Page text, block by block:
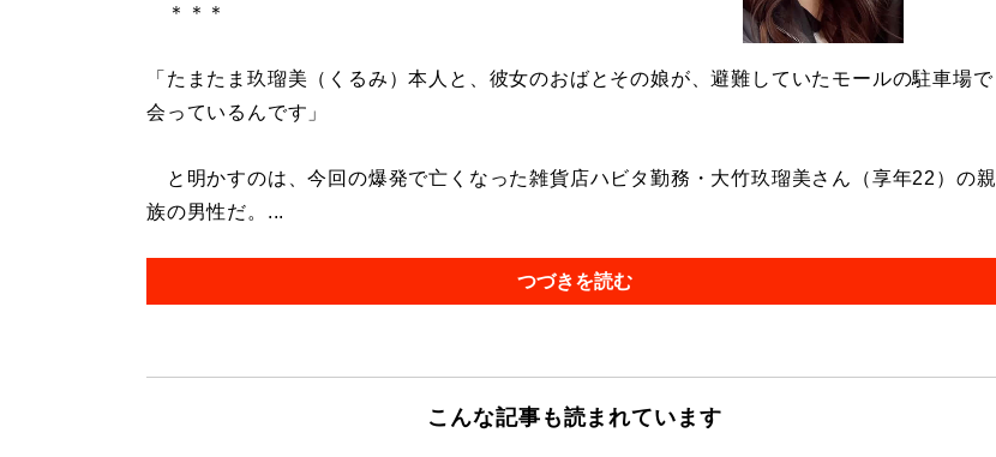
＊＊＊
「たまたま玖瑠美（くるみ）本人と、彼女のおばとその娘が、避難していたモールの駐車場で
会っているんです」
と明かすのは、今回の爆発で亡くなった雑貨店ハビタ勤務・大竹玖瑠美さん（享年22）の親
族の男性だ。...
つづきを読む
こんな記事も読まれています